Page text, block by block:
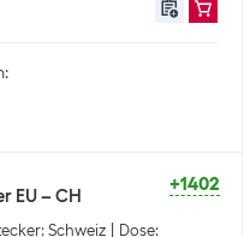
+1402
EU – CH
Schweiz
Dose: